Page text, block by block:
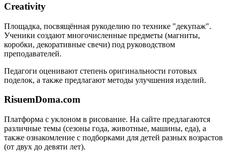
Creativity
Площадка, посвящённая рукоделию по технике "декупаж".
Ученики создают многочисленные предметы (магниты,
коробки, декоративные свечи) под руководством
преподавателей.
Педагоги оценивают степень оригинальности готовых
поделок, а также предлагают методы улучшения изделий.
RisuemDoma.com
Платформа с уклоном в рисование. На сайте предлагаются
различные темы (сезоны года, животные, машины, еда), а
также ознакомление с подборками для детей разных возрастов
(от двух до девяти лет).